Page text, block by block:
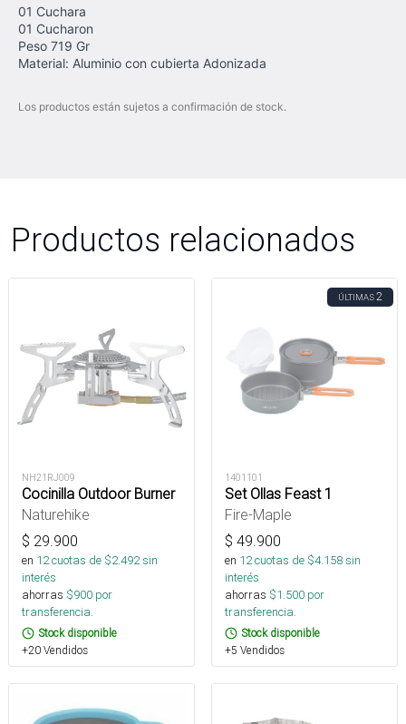
01 Cuchara
01 Cucharon
Peso 719 Gr
Material: Aluminio con cubierta Adonizada
Los productos están sujetos a confirmación de stock.
Productos relacionados
NH21RJ009
Cocinilla Outdoor Burner
Naturehike
$ 29.900
en 12cuotas de $2.492sin
interés
ahorras $900 por
transferencia.
Stock disponible
+20 Vendidos
ÚLTIMAS2
1401101
Set Ollas Feast 1
Fire-Maple
$ 49.900
en 12cuotas de $4.158sin
interés
ahorras $1.500 por
transferencia.
Stock disponible
+5 Vendidos